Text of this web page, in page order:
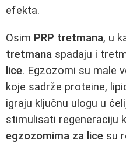
efekta.
Osim PRP tretmana, u
tretmana spadaju i
lice. Egzozomi su male
koje sadrže proteine,
igraju ključnu ulogu u
stimulisati regeneraciju
egzozomima za lice su